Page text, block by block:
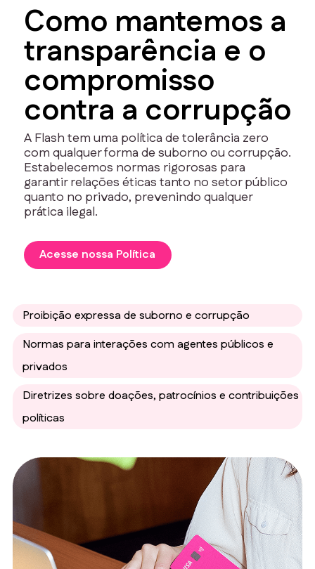
Como mantemos a
transparência e o
compromisso
contra a corrupção
A Flash tem uma política de tolerância zero
com qualquer forma de suborno ou corrupção.
Estabelecemos normas rigorosas para
garantir relações éticas tanto no setor público
quanto no privado, prevenindo qualquer
prática ilegal.
Acesse nossa Política
Proibição expressa de suborno e corrupção
Normas para interações com agentes públicos e
privados
Diretrizes sobre doações, patrocínios e contribuições
políticas